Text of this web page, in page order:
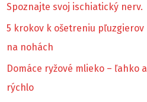
Spoznajte svoj ischiatický nerv.
5 krokov k ošetreniu pľuzgierov
na nohách
Domáce ryžové mlieko – ľahko a
rýchlo